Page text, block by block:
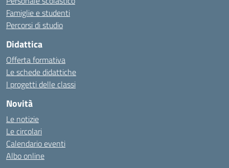
Famiglie e studenti
Percorsi di studio
Didattica
Offerta formativa
Le schede didattiche
I progetti delle classi
Novità
Le notizie
Le circolari
Calendario eventi
Albo online